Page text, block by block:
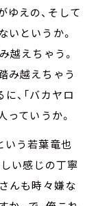
えの、そして
いというか。
越えちゃう。
み越えちゃう
、「バカヤロ
っていうか。
いう若葉竜也
い感じの丁寧
んも時々嫌な